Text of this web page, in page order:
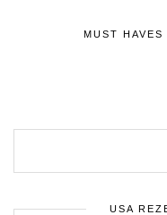
MUST
USA